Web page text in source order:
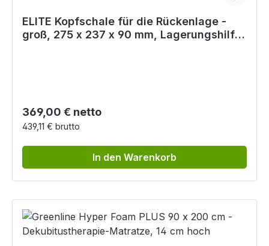
ELITE Kopfschale für die Rückenlage -
groß, 275 x 237 x 90 mm, Lagerungshilfe
Regulärer Preis:
369,00 € netto
439,11 € brutto
In den Warenkorb